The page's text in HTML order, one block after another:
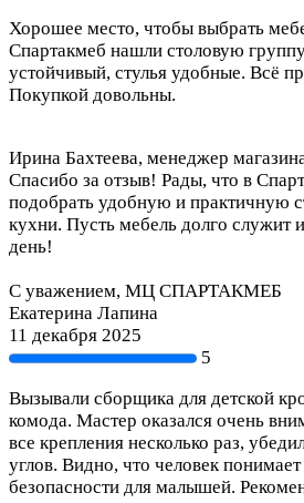
Хорошее место, чтобы выбрать
Спартакмеб нашли столовую
устойчивый, стулья удобные. Всё
Покупкой довольны.
Ирина Бахтеева, менеджер
Спасибо за отзыв! Рады, что в
подобрать удобную и практичную
кухни. Пусть мебель долго служит
день!
С уважением, МЦ СПАРТАКМЕБ
Екатерина Лапина
11 декабря 2025
5
Вызывали сборщика для детской
комода. Мастер оказался очень
все крепления несколько раз,
углов. Видно, что человек
безопасности для малышей.